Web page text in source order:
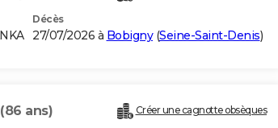
Décès
27/07/2026 à Bobigny(Seine-Saint-Denis)
(86 ans) Créer une cagnotte obsèques